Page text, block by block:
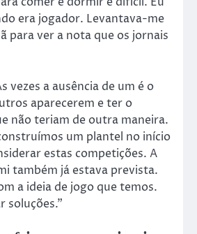
era jogador. Levantava-me
para ver a nota que os jornais
vezes a ausência de um é o
aparecerem e ter o
não teriam de outra maneira.
um plantel no início
estas competições. A
também já estava prevista.
a ideia de jogo que temos.
soluções.”